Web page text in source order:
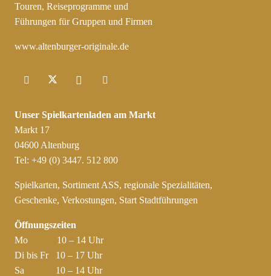
Touren, Reiseprogramme und
Führungen für Gruppen und Firmen
www.altenburger-originale.de
Unser Spielkartenladen am Markt
Markt 17
04600 Altenburg
Tel: +49 (0) 3447. 512 800
Spielkarten, Sortiment ASS, regionale Spezialitäten,
Geschenke, Verkostungen, Start Stadtführungen
Öffnungszeiten
Mo 10 – 14 Uhr
Di bis Fr 10 – 17 Uhr
Sa 10 – 14 Uhr